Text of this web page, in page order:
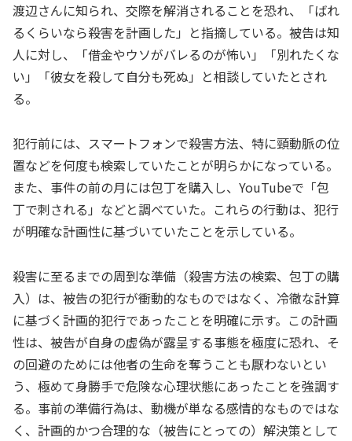
渡辺さんに知られ、交際を解消されることを恐れ、「ばれ
るくらいなら殺害を計画した」と指摘している。被告は知
人に対し、「借金やウソがバレるのが怖い」「別れたくな
い」「彼女を殺して自分も死ぬ」と相談していたとされ
る。
犯行前には、スマートフォンで殺害方法、特に頸動脈の位
置などを何度も検索していたことが明らかになっている。
また、事件の前の月には包丁を購入し、YouTubeで「包
丁で刺される」などと調べていた。これらの行動は、犯行
が明確な計画性に基づいていたことを示している。
殺害に至るまでの周到な準備（殺害方法の検索、包丁の購
入）は、被告の犯行が衝動的なものではなく、冷徹な計算
に基づく計画的犯行であったことを明確に示す。この計画
性は、被告が自身の虚偽が露呈する事態を極度に恐れ、そ
の回避のためには他者の生命を奪うことも厭わないとい
う、極めて身勝手で危険な心理状態にあったことを強調す
る。事前の準備行為は、動機が単なる感情的なものではな
く、計画的かつ合理的な（被告にとっての）解決策として